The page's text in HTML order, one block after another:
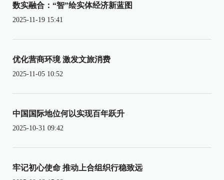
数实融合：“智”绘实体经济新蓝图
2025-11-19 15:41
优化营商环境 激发文旅消费
2025-11-05 10:52
中国国际地位何以实现百年跃升
2025-10-31 09:42
牢记初心使命 推动上合组织行稳致远